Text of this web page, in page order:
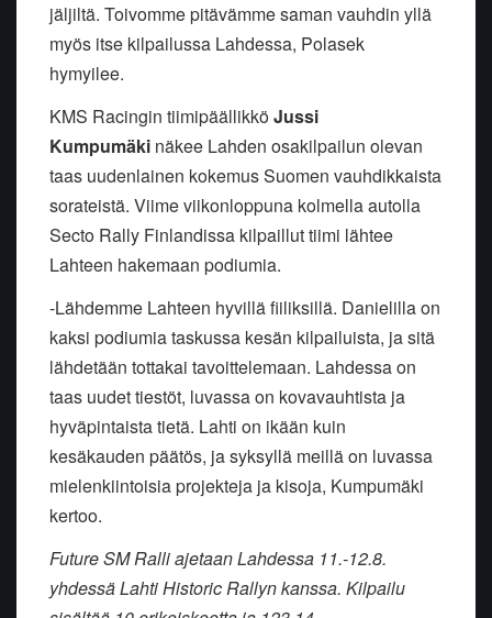
jäljiltä. Toivomme pitävämme saman vauhdin yllä
myös itse kilpailussa Lahdessa, Polasek
hymyilee.
KMS Racingin tiimipäällikköJussi
Kumpumäki näkee Lahden osakilpailun olevan
taas uudenlainen kokemus Suomen vauhdikkaista
sorateistä. Viime viikonloppuna kolmella autolla
Secto Rally Finlandissa kilpaillut tiimi lähtee
Lahteen hakemaan podiumia.
-Lähdemme Lahteen hyvillä fiiliksillä. Danielilla on
kaksi podiumia taskussa kesän kilpailuista, ja sitä
lähdetään tottakai tavoittelemaan. Lahdessa on
taas uudet tiestöt, luvassa on kovavauhtista ja
hyväpintaista tietä. Lahti on ikään kuin
kesäkauden päätös, ja syksyllä meillä on luvassa
mielenkiintoisia projekteja ja kisoja, Kumpumäki
kertoo.
Future SM Ralli ajetaan Lahdessa 11.-12.8.
yhdessä Lahti Historic Rallyn kanssa. Kilpailu